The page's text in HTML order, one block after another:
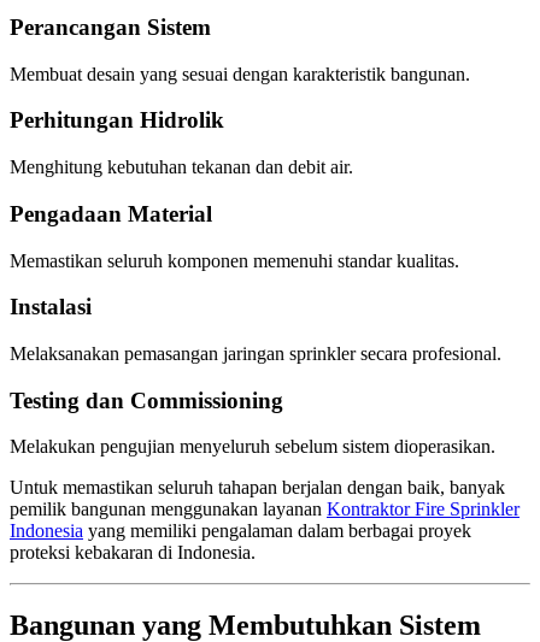
Perancangan Sistem
Membuat desain yang sesuai dengan karakteristik bangunan.
Perhitungan Hidrolik
Menghitung kebutuhan tekanan dan debit air.
Pengadaan Material
Memastikan seluruh komponen memenuhi standar kualitas.
Instalasi
Melaksanakan pemasangan jaringan sprinkler secara profesional.
Testing dan Commissioning
Melakukan pengujian menyeluruh sebelum sistem dioperasikan.
Untuk memastikan seluruh tahapan berjalan dengan baik, banyak
pemilik bangunan menggunakan layanan Kontraktor Fire Sprinkler
Indonesia yang memiliki pengalaman dalam berbagai proyek
proteksi kebakaran di Indonesia.
Bangunan yang Membutuhkan Sistem